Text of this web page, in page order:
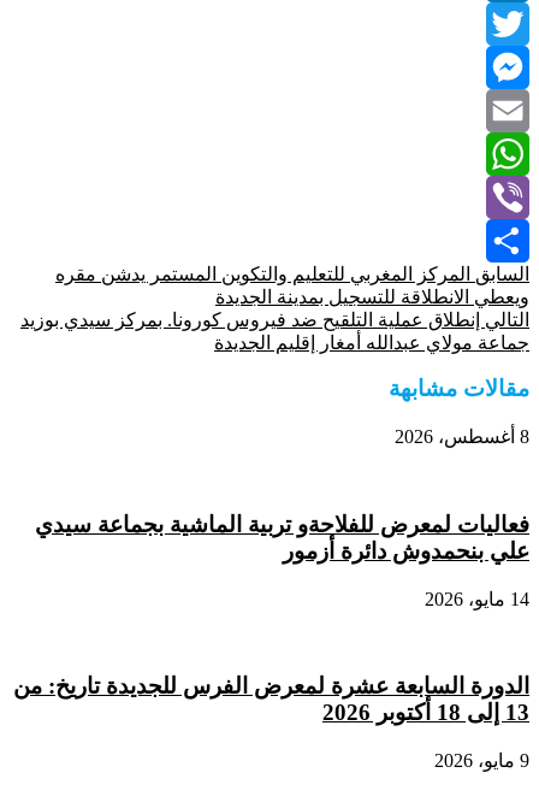
LinkedIn
Twitter
Messenger
Email
WhatsApp
Viber
Share
السابق المركز المغربي للتعليم والتكوين المستمر يدشن مقره
ويعطي الانطلاقة للتسجيل بمدينة الجديدة
التالي إنطلاق عملية التلقيح ضد فيروس كورونا. بمركز سيدي بوزيد
جماعة مولاي عبدالله أمغار إقليم الجديدة
مقالات مشابهة
8 أغسطس، 2026
فعاليات لمعرض للفلاحةو تربية الماشية بجماعة سيدي
علي بنحمدوش دائرة أزمور
14 مايو، 2026
الدورة السابعة عشرة لمعرض الفرس للجديدة تاريخ: من
13 إلى 18 أكتوبر 2026
9 مايو، 2026